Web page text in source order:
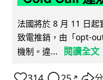
法國將於 8 月 11 日起
致電推銷，由「opt-
機制。違...
閱讀全文
↗